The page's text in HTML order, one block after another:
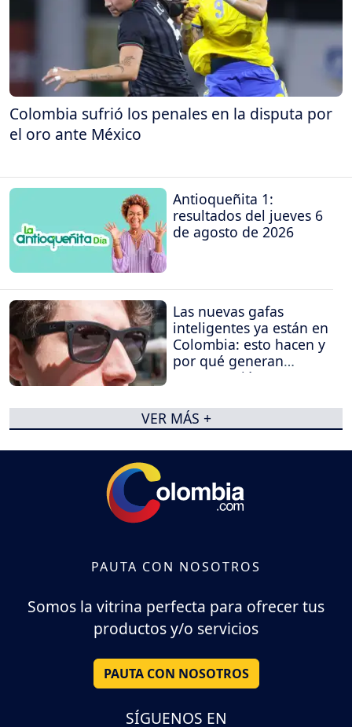
Colombia sufrió los penales en la disputa por
el oro ante México
Antioqueñita 1:
resultados del jueves 6
de agosto de 2026
Las nuevas gafas
inteligentes ya están en
Colombia: esto hacen y
por qué generan
preocupación
VER MÁS +
PAUTA CON NOSOTROS
Somos la vitrina perfecta para ofrecer tus
productos y/o servicios
PAUTA CON NOSOTROS
SÍGUENOS EN